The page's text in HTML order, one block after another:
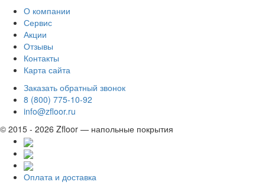
О компании
Сервис
Акции
Отзывы
Контакты
Карта сайта
Заказать обратный звонок
8 (800) 775-10-92
info@zfloor.ru
© 2015 - 2026 Zfloor — напольные покрытия
Оплата и доставка